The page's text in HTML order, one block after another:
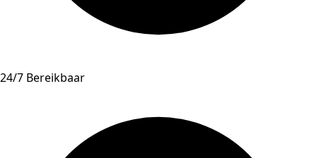
24/7 Bereikbaar